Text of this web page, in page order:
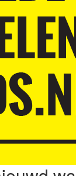
In december
In de
Op
tiende editie
Via onze
Donatie- en
najaar, nu
hun